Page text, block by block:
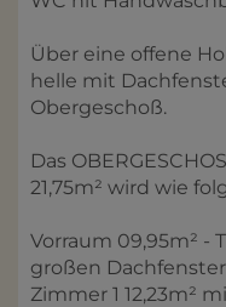
Über eine offene
helle mit
Obergeschoß.
Das
21,75m² wird wie
Vorraum 09,95m² -
großen Dachfenster
Zimmer 1 12,23m²